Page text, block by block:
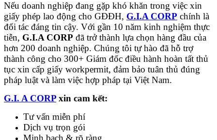
Nếu doanh nghiệp đang gặp khó khăn trong việc xin
giấy phép lao động cho GĐĐH, G.I.A CORP chính là
đối tác đáng tin cậy. Với gần 10 năm kinh nghiệm thực
tiễn, G.I.A CORP đã trở thành lựa chọn hàng đầu của
hơn 200 doanh nghiệp. Chúng tôi tự hào đã hỗ trợ
thành công cho 300+ Giám đốc điều hành hoàn tất thủ
tục xin cấp giấy workpermit, đảm bảo tuân thủ đúng
pháp luật và làm việc hợp pháp tại Việt Nam.
G.I. A CORP xin cam kết:
Tư vấn miễn phí
Dịch vụ trọn gói